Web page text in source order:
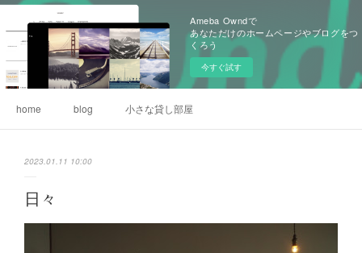
Ameba Owndで
あなただけのホームページやブログをつ
くろう
今すぐ試す
home blog 小さな貸し部屋
2023.01.11 10:00
日々